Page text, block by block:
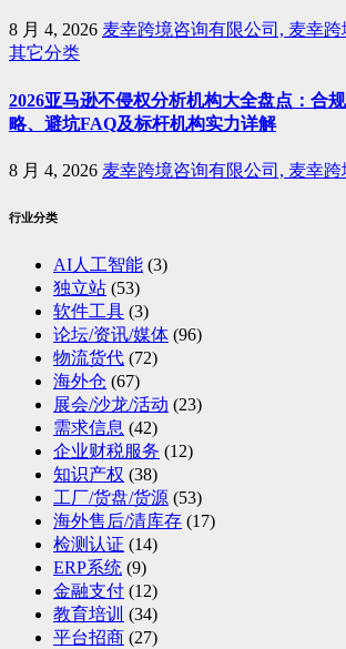
8 月 4, 2026 麦幸跨境咨询有限公司, 麦幸跨
其它分类
2026亚马逊不侵权分析机构大全盘点：合
略、避坑FAQ及标杆机构实力详解
8 月 4, 2026 麦幸跨境咨询有限公司, 麦幸跨
行业分类
AI人工智能 (3)
独立站 (53)
软件工具 (3)
论坛/资讯/媒体 (96)
物流货代 (72)
海外仓 (67)
展会/沙龙/活动 (23)
需求信息 (42)
企业财税服务 (12)
知识产权 (38)
工厂/货盘/货源 (53)
海外售后/清库存 (17)
检测认证 (14)
ERP系统 (9)
金融支付 (12)
教育培训 (34)
平台招商 (27)